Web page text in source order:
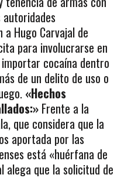
a Hugo Carvajal de
para involucrarse en
cocaína dentro
de un delito de uso o
«Hechos
Frente a la
que considera que la
aportada por las
está «huérfana de
alega que la solicitud de